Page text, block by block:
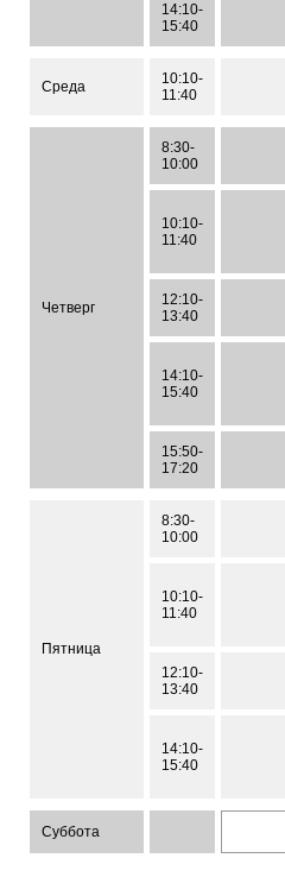
14:10-
15:40
Среда
10:10-
11:40
Четверг
8:30-
10:00
10:10-
11:40
12:10-
13:40
14:10-
15:40
15:50-
17:20
Пятница
8:30-
10:00
10:10-
11:40
12:10-
13:40
14:10-
15:40
Суббота